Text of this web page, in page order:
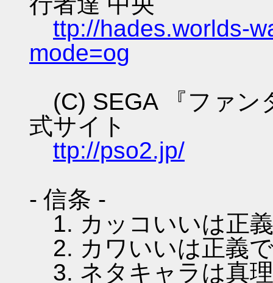
ttp://hades.worlds-
mode=og
(C) SEGA 『ファン
式サイト
ttp://pso2.jp/
- 信条 -
1. カッコいいは正
2. カワいいは正義
3. ネタキャラは真